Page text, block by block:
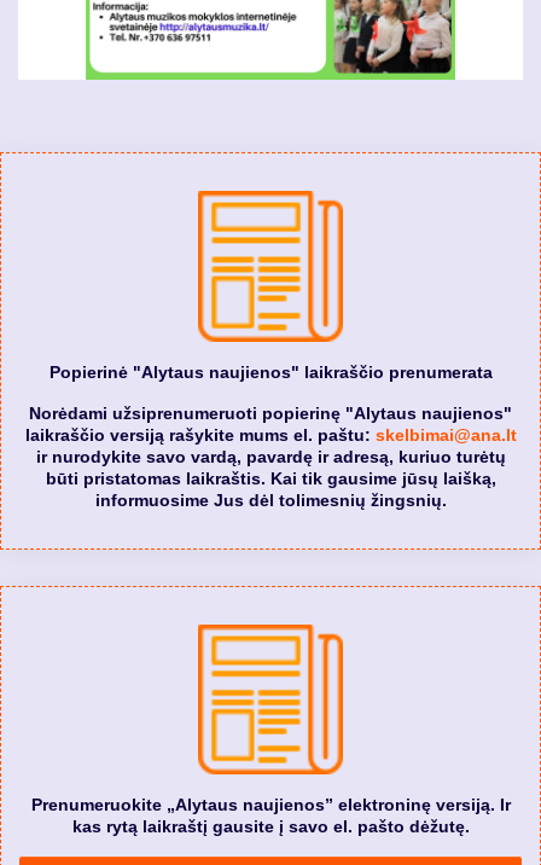
Popierinė "Alytaus naujienos" laikraščio prenumerata
Norėdami užsiprenumeruoti popierinę "Alytaus naujienos"
laikraščio versiją rašykite mums el. paštu: skelbimai@ana.lt
ir nurodykite savo vardą, pavardę ir adresą, kuriuo turėtų
būti pristatomas laikraštis. Kai tik gausime jūsų laišką,
informuosime Jus dėl tolimesnių žingsnių.
Prenumeruokite „Alytaus naujienos” elektroninę versiją. Ir
kas rytą laikraštį gausite į savo el. pašto dėžutę.